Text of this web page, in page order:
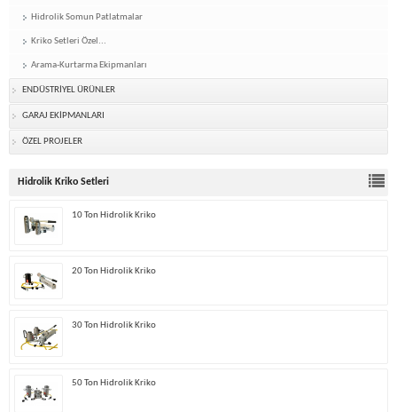
Hidrolik Somun Patlatmalar
Kriko Setleri Özel...
Arama-Kurtarma Ekipmanları
ENDÜSTRİYEL ÜRÜNLER
GARAJ EKİPMANLARI
ÖZEL PROJELER
Hidrolik Kriko Setleri
10 Ton Hidrolik Kriko
20 Ton Hidrolik Kriko
30 Ton Hidrolik Kriko
50 Ton Hidrolik Kriko